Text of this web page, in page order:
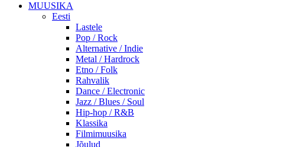
MUUSIKA
Eesti
Lastele
Pop / Rock
Alternative / Indie
Metal / Hardrock
Etno / Folk
Rahvalik
Dance / Electronic
Jazz / Blues / Soul
Hip-hop / R&B
Klassika
Filmimuusika
Jõulud